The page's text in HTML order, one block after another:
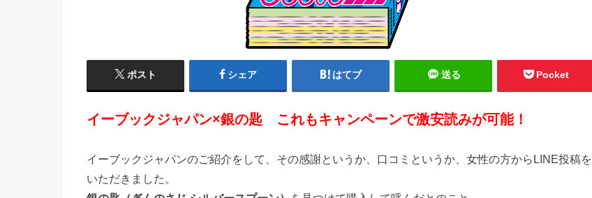
ポスト シェア はてブ 送る Pocket
イーブックジャパン×銀の匙 これもキャンペーンで激安読みが可能！
イーブックジャパンのご紹介をして、その感謝というか、口コミというか、女性の方からLINE投稿を
いただきました。